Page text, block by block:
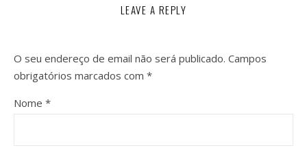
LEAVE A REPLY
O seu endereço de email não será publicado. Campos
obrigatórios marcados com *
Nome *